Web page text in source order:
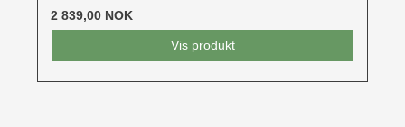
2 839,00 NOK
Vis produkt